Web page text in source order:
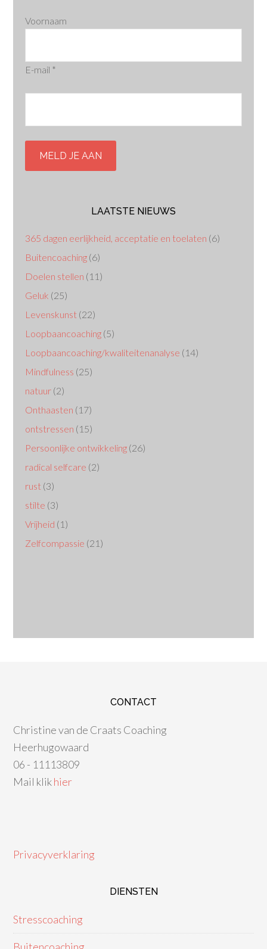
Voornaam
E-mail *
LAATSTE NIEUWS
365 dagen eerlijkheid, acceptatie en toelaten (6)
Buitencoaching (6)
Doelen stellen (11)
Geluk (25)
Levenskunst (22)
Loopbaancoaching (5)
Loopbaancoaching/kwaliteitenanalyse (14)
Mindfulness (25)
natuur (2)
Onthaasten (17)
ontstressen (15)
Persoonlijke ontwikkeling (26)
radical selfcare (2)
rust (3)
stilte (3)
Vrijheid (1)
Zelfcompassie (21)
CONTACT
Christine van de Craats Coaching
Heerhugowaard
06 - 11113809
Mail klikhier
Privacyverklaring
DIENSTEN
Stresscoaching
Buitencoaching